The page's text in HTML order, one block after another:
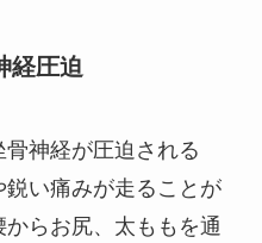
経圧迫
神経が圧迫される
い痛みが走ることが
らお尻、太ももを通